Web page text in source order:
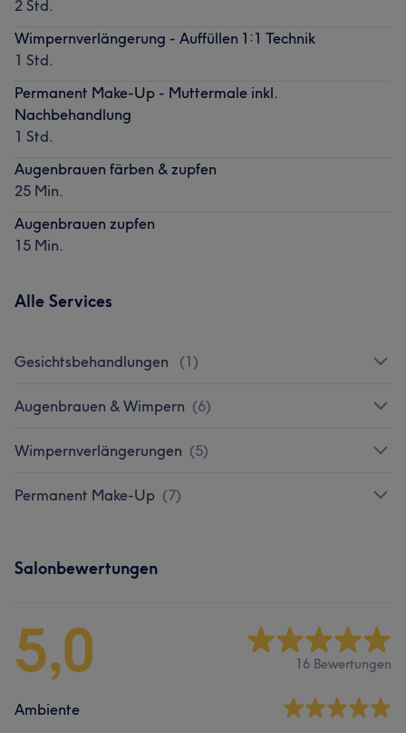
2 Std.
Wimpernverlängerung - Auffüllen 1:1 Technik
1 Std.
Permanent Make-Up - Muttermale inkl.
Nachbehandlung
1 Std.
Augenbrauen färben & zupfen
25 Min.
Augenbrauen zupfen
15 Min.
Alle Services
Gesichtsbehandlungen (1)
Augenbrauen & Wimpern (6)
Wimpernverlängerungen (5)
Permanent Make-Up (7)
Salonbewertungen
5,0 16 Bewertungen
Ambiente